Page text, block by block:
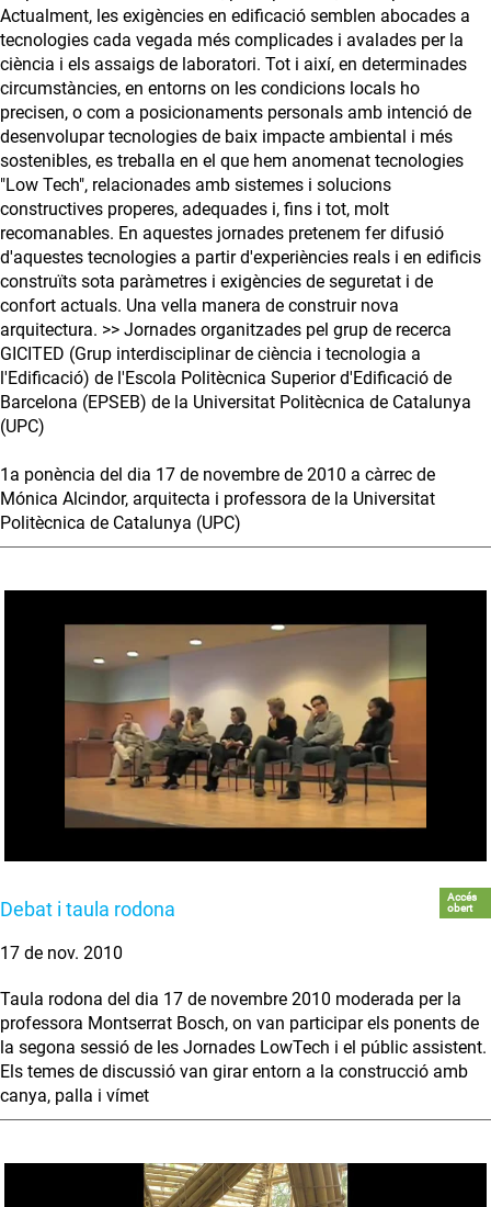
Actualment, les exigències en edificació semblen abocades a
tecnologies cada vegada més complicades i avalades per la
ciència i els assaigs de laboratori. Tot i així, en determinades
circumstàncies, en entorns on les condicions locals ho
precisen, o com a posicionaments personals amb intenció de
desenvolupar tecnologies de baix impacte ambiental i més
sostenibles, es treballa en el que hem anomenat tecnologies
"Low Tech", relacionades amb sistemes i solucions
constructives properes, adequades i, fins i tot, molt
recomanables. En aquestes jornades pretenem fer difusió
d'aquestes tecnologies a partir d'experiències reals i en edificis
construïts sota paràmetres i exigències de seguretat i de
confort actuals. Una vella manera de construir nova
arquitectura. >> Jornades organitzades pel grup de recerca
GICITED (Grup interdisciplinar de ciència i tecnologia a
l'Edificació) de l'Escola Politècnica Superior d'Edificació de
Barcelona (EPSEB) de la Universitat Politècnica de Catalunya
(UPC)
1a ponència del dia 17 de novembre de 2010 a càrrec de
Mónica Alcindor, arquitecta i professora de la Universitat
Politècnica de Catalunya (UPC)
Debat i taula rodona
Accés
obert
17 de nov. 2010
Taula rodona del dia 17 de novembre 2010 moderada per la
professora Montserrat Bosch, on van participar els ponents de
la segona sessió de les Jornades LowTech i el públic assistent.
Els temes de discussió van girar entorn a la construcció amb
canya, palla i vímet